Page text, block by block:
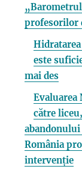
profesorilor
este
mai des
Evaluarea
către
România
intervenție